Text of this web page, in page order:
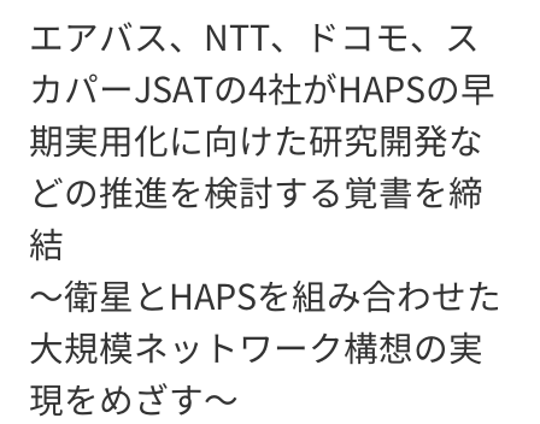
エアバス、NTT、ドコモ、ス
カパーJSATの4社がHAPSの早
期実用化に向けた研究開発な
どの推進を検討する覚書を締
結
～衛星とHAPSを組み合わせた
大規模ネットワーク構想の実
現をめざす～